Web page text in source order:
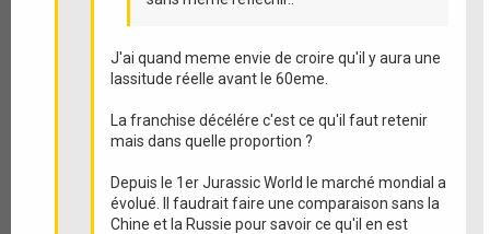
J'ai quand meme envie de croire qu'il y aura une
lassitude réelle avant le 60eme.
La franchise décélére c'est ce qu'il faut retenir
mais dans quelle proportion ?
Depuis le 1er Jurassic World le marché mondial a
évolué. Il faudrait faire une comparaison sans la
Chine et la Russie pour savoir ce qu'il en est